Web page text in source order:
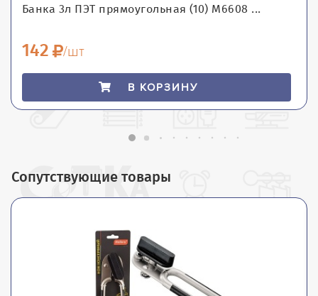
Банка 3л ПЭТ прямоугольная (10) М6608 ...
142 /шт
В КОРЗИНУ
Сопутствующие товары